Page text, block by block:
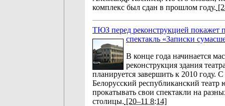
комплекс был сдан в прошлом году.
ТЮЗ перед реконструкцией покажет
спектакль «Записки
В конце года начинается
реконструкция здания
планируется завершить к 2010 году. С
Белорусский республиканский театр
прокатывать свои спектакли на
столицы. [20–11 8:14]